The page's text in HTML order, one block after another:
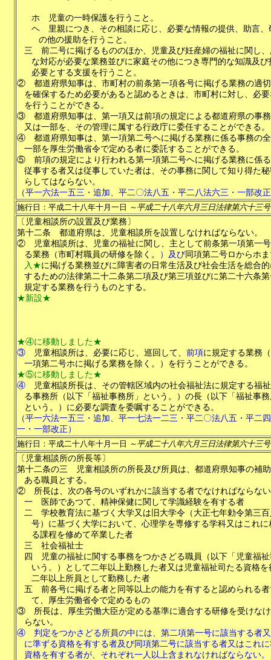
ホ
児童の一時保護を行うこと。
ヘ
里親につき、その相談に応じ、必要な情報の提供、助言、
の他の援助を行うこと。
三
前二号に掲げるもののほか、児童及び妊産婦の福祉に関し
な対応が必要な業務並びに家庭その他につき専門的な知識及び
必要とする支援を行うこと。
②
都道府県知事は、市町村の前条第一項各号に掲げる業務の適
を確保するため必要があると認めるときは、市町村に対し、必
を行うことができる。
③
都道府県知事は、第一項又は前項の規定による都道府県の事
又は一部を、その管理に属する行政庁に委任することができる。
④
都道府県知事は、第一項第二号ヘに掲げる業務に係る事務の
一部を厚生労働省令で定める者に委託することができる。
⑤
前項の規定により行われる第一項第二号ヘに掲げる業務に係
従事する者又は従事していた者は、その事務に関して知り得た
らしてはならない。
（平一六法一五三・追加、平二〇法八五・平二八法六三・一部改
施行日：平成二十八年十月一日 ～平成二十八年六月三日法律第六十三
〔児童相談所の設置及び業務〕
第十二条
都道府県は、児童相談所を設置しなければならない。
②
児童相談所は、児童の福祉に関し、主として前条第一項第一
る業務（市町村職員の研修を除く。
）及び同項第二号ロからホま
入★に掲げる業務並びに障害者の日常生活及び社会生活を総合
するための法律第二十二条第二項及び第三項並びに第二十六条
規定する業務を行うものとする。
★新設★
★④に移動しました★
③
児童相談所は、必要に応じ、巡回して、 前項に規定する業務
一項第二号ホに掲げる業務を除く。）を行うことができる。
★⑤に移動しました★
④
児童相談所長は、その管轄区域内の社会福祉法に規定する福
る事務所（以下「福祉事務所」という。）の長（以下「福祉事
という。）に必要な調査を委嘱することができる。
（平一六法一五三・追加、平一七法一二三・平二〇法八五・平二
一・一部改正）
施行日：平成二十八年十月一日 ～平成二十八年六月三日法律第六十三
〔児童相談所の所長等〕
第十二条の三
児童相談所の所長及び所員は、都道府県知事の補
ある職員とする。
②
所長は、次の各号のいずれかに該当する者でなければならな
一
医師であつて、精神保健に関して学識経験を有する者
二
学校教育法に基づく大学又は旧大学令（大正七年勅令第三
号）に基づく大学において、心理学を専修する学科又はこれに
る課程を修めて卒業した者
三
社会福祉士
四
児童の福祉に関する事務をつかさどる職員（以下「児童福
いう。）として二年以上勤務した者又は児童福祉司たる資格を
二年以上所員として勤務した者
五
前各号に掲げる者と同等以上の能力を有すると認められる
て、厚生労働省令で定めるもの
③
所長は、厚生労働大臣が定める基準に適合する研修を受けな
らない。
④
判定をつかさどる所員の中には、第二項第一号に該当する者
に準ずる資格を有する者及び同項第二号に該当する者又はこれ
資格を有する者が、それぞれ一人以上含まれなければならない。